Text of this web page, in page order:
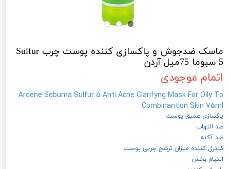
ماسک ضدجوش و پاکسازی کننده پوست چرب Sulfur
5 سبوما 75میل آردن
اتمام موجودی
Ardene Sebuma Sulfur 5 Anti Acne Clarifyng Mask For Oily To
Combinantion Skin 75ml
پاکسازی عمیق پوست
ضد التهاب
ضد آکنه
کنترل کننده میزان ترشح چربی پوست
التیام بخش